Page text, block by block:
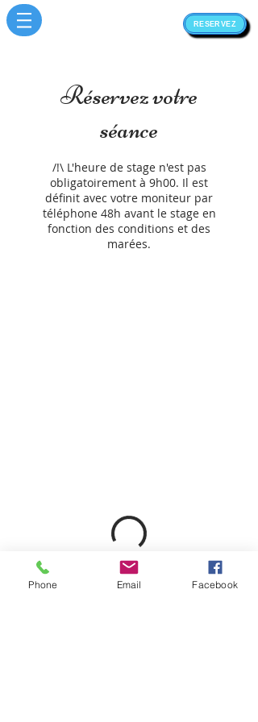
RESERVEZ
Réservez votre
séance
/!\ L'heure de stage n'est pas
obligatoirement à 9h00. Il est
définit avec votre moniteur par
téléphone 48h avant le stage en
fonction des conditions et des
marées.
Phone Email Facebook